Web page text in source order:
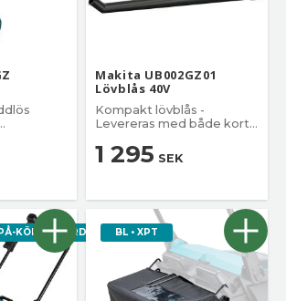
Makita UB002GZ01
Lövblås 40V
Kompakt lövblås -
Levereras med både kort
1 295 SEK
KÖPET, VÄRDE 2995BL • XPT